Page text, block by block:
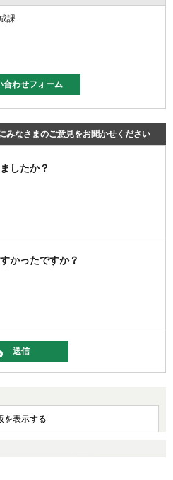
課
みなさまのご意見をお聞かせください
したか？
かったですか？
を表示する